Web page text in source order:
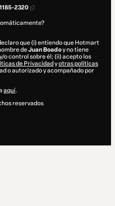
2320
que (i) entiendo que Hotmart
deJuan Boadoy no tiene
o control sobre él; (ii) acepto los
de Privacidad yotras políticas
o autorizado y acompañado por
aquí.
reservados